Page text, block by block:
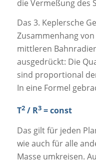
die Vermeßung des
Das 3. Keplersche
Zusammenhang
mittleren
ausgedrückt: Die
sind proportional
In eine Formel
T2/ R3= const
Das gilt für jeden
wie auch für alle
Masse umkreisen.